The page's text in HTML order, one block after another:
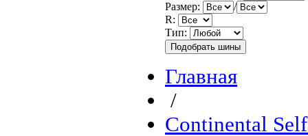
Размер:
/
R:
Тип:
Главная
/
Continental